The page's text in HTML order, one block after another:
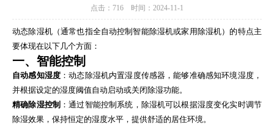
点击：716 时间：2024-11-1
动态除湿机（通常也指全自动控制智能除湿机或家用除湿机）的特点主
要体现在以下几个方面：
一、智能控制
自动感知湿度 ：动态除湿机内置湿度传感器，能够准确感知环境湿度，
并根据设定的湿度阈值自动启动或关闭除湿功能。
精确除湿控制 ：通过智能控制系统，除湿机可以根据湿度变化实时调节
除湿效果，保持恒定的湿度水平，提供舒适的居住环境。